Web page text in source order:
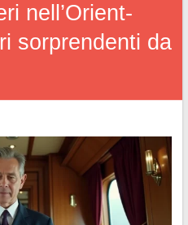
nell’Orient-
sorprendenti da